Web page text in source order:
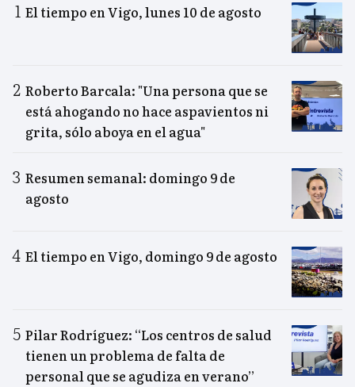
El tiempo en Vigo, lunes 10 de agosto
Roberto Barcala: "Una persona que se
está ahogando no hace aspavientos ni
grita, sólo aboya en el agua"
Resumen semanal: domingo 9 de
agosto
El tiempo en Vigo, domingo 9 de agosto
Pilar Rodríguez: “Los centros de salud
tienen un problema de falta de
personal que se agudiza en verano”